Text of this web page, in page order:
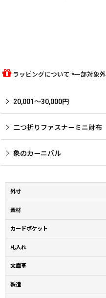
ラッピングについて *一部対象外
20,001〜30,000円
二つ折りファスナーミニ財布
象のカーニバル
外寸
素材
カードポケット
札入れ
文庫革
製造